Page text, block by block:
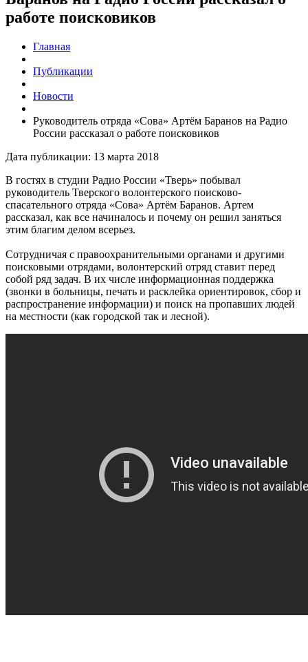
работе поисковиков
Главная
Публикации
Новости
Руководитель отряда «Сова» Артём Баранов на Радио
России рассказал о работе поисковиков
Дата публикации: 13 марта 2018
В гостях в студии Радио России «Тверь» побывал
руководитель Тверского волонтерского поисково-
спасательного отряда «Сова» Артём Баранов. Артем
рассказал, как все начиналось и почему он решил заняться
этим благим делом всерьез.
Сотрудничая с правоохранительными органами и другими
поисковыми отрядами, волонтерский отряд ставит перед
собой ряд задач. В их числе информационная поддержка
(звонки в больницы, печать и расклейка ориентировок, сбор и
распространение информации) и поиск на пропавших людей
на местности (как городской так и лесной).